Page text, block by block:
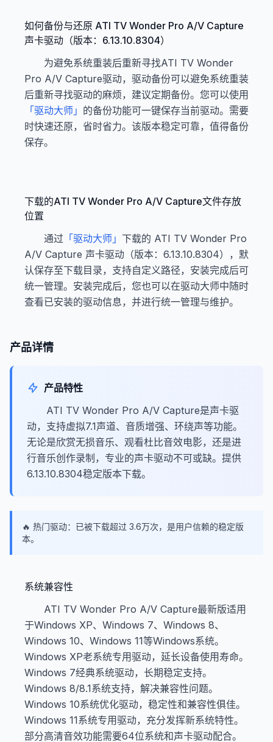
如何备份与还原 ATI TV Wonder Pro A/V Capture
声卡驱动（版本：6.13.10.8304）
为避免系统重装后重新寻找ATI TV Wonder
Pro A/V Capture驱动，驱动备份可以避免系统重装
后重新寻找驱动的麻烦，建议定期备份。您可以使用
「驱动大师」 的备份功能可一键保存当前驱动。需要
时快速还原，省时省力。该版本稳定可靠，值得备份
保存。
下载的ATI TV Wonder Pro A/V Capture文件存放
位置
通过 「驱动大师」 下载的 ATI TV Wonder Pro
A/V Capture 声卡驱动（版本：6.13.10.8304），默
认保存至下载目录，支持自定义路径，安装完成后可
统一管理。安装完成后，您也可以在驱动大师中随时
查看已安装的驱动信息，并进行统一管理与维护。
产品详情
产品特性
ATI TV Wonder Pro A/V Capture是声卡驱
动，支持虚拟7.1声道、音质增强、环绕声等功能。
无论是欣赏无损音乐、观看杜比音效电影，还是进
行音乐创作录制，专业的声卡驱动不可或缺。提供
6.13.10.8304稳定版本下载。
🔥 热门驱动：已被下载超过 3.6万次，是用户信赖的稳定版
本。
系统兼容性
ATI TV Wonder Pro A/V Capture最新版适用
于Windows XP、Windows 7、Windows 8、
Windows 10、Windows 11等Windows系统。
Windows XP老系统专用驱动，延长设备使用寿命。
Windows 7经典系统驱动，长期稳定支持。
Windows 8/8.1系统支持，解决兼容性问题。
Windows 10系统优化驱动，稳定性和兼容性俱佳。
Windows 11系统专用驱动，充分发挥新系统特性。
部分高清音效功能需要64位系统和声卡驱动配合。